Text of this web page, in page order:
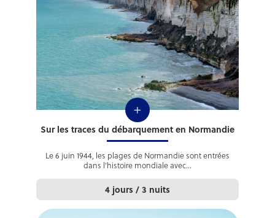
+
Sur les traces du débarquement en Normandie
Le 6 juin 1944, les plages de Normandie sont entrées
dans l’histoire mondiale avec...
4 jours / 3 nuits